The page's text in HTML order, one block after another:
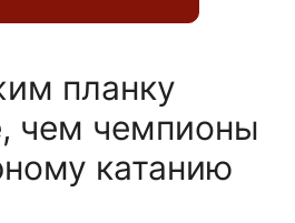
планку
чем чемпионы
катанию